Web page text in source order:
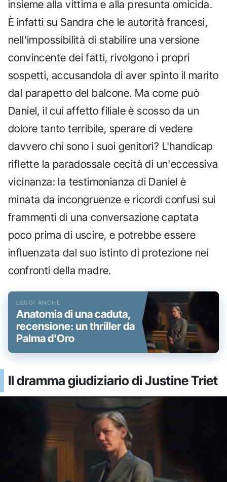
insieme alla vittima e alla presunta omicida.
È infatti su Sandra che le autorità francesi,
nell'impossibilità di stabilire una versione
convincente dei fatti, rivolgono i propri
sospetti, accusandola di aver spinto il marito
dal parapetto del balcone. Ma come può
Daniel, il cui affetto filiale è scosso da un
dolore tanto terribile, sperare di vedere
davvero chi sono i suoi genitori? L'handicap
riflette la paradossale cecità di un'eccessiva
vicinanza: la testimonianza di Daniel è
minata da incongruenze e ricordi confusi sui
frammenti di una conversazione captata
poco prima di uscire, e potrebbe essere
influenzata dal suo istinto di protezione nei
confronti della madre.
Anatomia di una caduta,
recensione: un thriller da
Palma d'Oro
Il dramma giudiziario di Justine Triet